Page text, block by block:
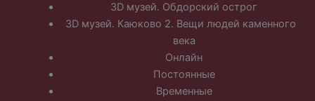
3D музей. Обдорский острог
3D музей. Каюково 2. Вещи людей каменного
века
Онлайн
Постоянные
Временные